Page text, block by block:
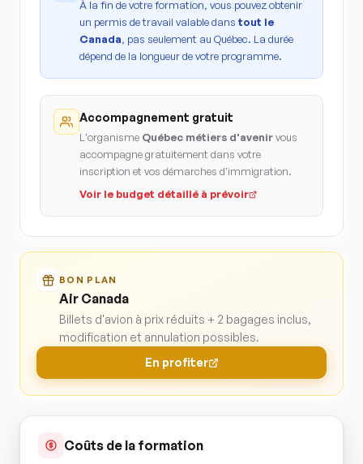
À la fin de votre formation, vous pouvez obtenir
un permis de travail valable dans tout le
Canada , pas seulement au Québec. La durée
dépend de la longueur de votre programme.
Accompagnement gratuit
L'organisme Québec métiers d'avenirvous
accompagne gratuitement dans votre
inscription et vos démarches d'immigration.
Voir le budget détaillé à prévoir
BON PLAN
Air Canada
Billets d'avion à prix réduits + 2 bagages inclus,
modification et annulation possibles.
En profiter
Coûts de la formation